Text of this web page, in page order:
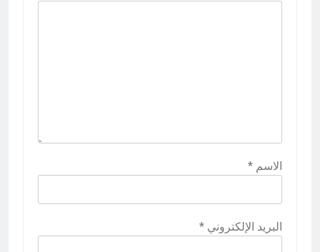
الاسم *
البريد الإلكتروني *